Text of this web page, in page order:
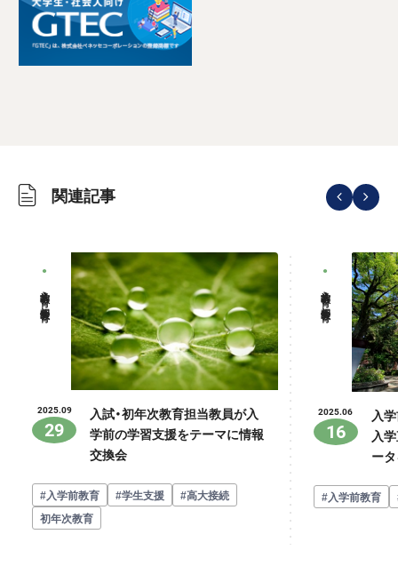
関連記事
入学前教育・初年次教育
2025.09
29
入試・初年次教育担当教員が入
学前の学習支援をテーマに情報
交換会
#入学前教育 #学生支援
#高大接続
初年次教育
入学前教育・初年次教育
2025.06
16
入
入
ー
#入学前教育